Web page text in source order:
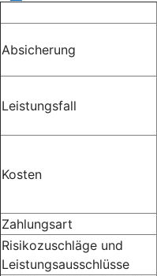
Absicherung
Leistungsfall
Kosten
Zahlungsart
Risikozuschläge und
Leistungsausschlüsse